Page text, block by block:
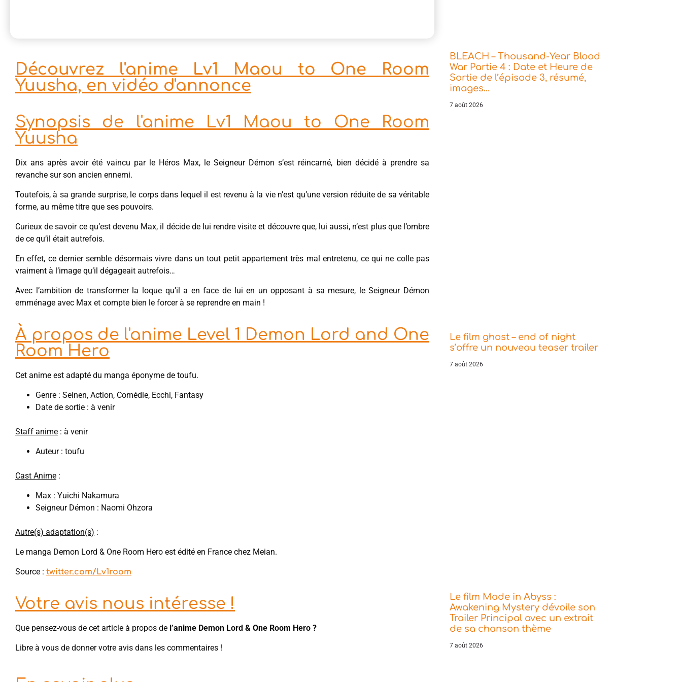
Découvrez l'anime Lv1 Maou to One Room
Yuusha, en vidéo d'annonce
Synopsis de l'anime Lv1 Maou to One Room
Yuusha
Dix ans après avoir été vaincu par le Héros Max, le Seigneur Démon s’est réincarné, bien décidé à prendre sa
revanche sur son ancien ennemi.
Toutefois, à sa grande surprise, le corps dans lequel il est revenu à la vie n’est qu’une version réduite de sa véritable
forme, au même titre que ses pouvoirs.
Curieux de savoir ce qu’est devenu Max, il décide de lui rendre visite et découvre que, lui aussi, n’est plus que l’ombre
de ce qu’il était autrefois.
En effet, ce dernier semble désormais vivre dans un tout petit appartement très mal entretenu, ce qui ne colle pas
vraiment à l’image qu’il dégageait autrefois…
Avec l’ambition de transformer la loque qu’il a en face de lui en un opposant à sa mesure, le Seigneur Démon
emménage avec Max et compte bien le forcer à se reprendre en main !
À propos de l'anime Level 1 Demon Lord and One
Room Hero
Cet anime est adapté du manga éponyme de toufu.
Genre : Seinen, Action, Comédie, Ecchi, Fantasy
Date de sortie : à venir
Staff anime : à venir
Auteur : toufu
Cast Anime :
Max : Yuichi Nakamura
Seigneur Démon : Naomi Ohzora
Autre(s) adaptation(s) :
Le manga Demon Lord & One Room Hero est édité en France chez Meian.
Source : twitter.com/Lv1room
Votre avis nous intéresse !
Que pensez-vous de cet article à propos de l’anime Demon Lord & One Room Hero ?
Libre à vous de donner votre avis dans les commentaires !
BLEACH – Thousand-Year Blood
War Partie 4 : Date et Heure de
Sortie de l’épisode 3, résumé,
images…
7 août 2026
Le film ghost – end of night
s’offre un nouveau teaser trailer
7 août 2026
Le film Made in Abyss :
Awakening Mystery dévoile son
Trailer Principal avec un extrait
de sa chanson thème
7 août 2026